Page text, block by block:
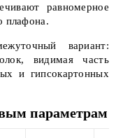
равномерное
плафона.
вариант:
видимая часть
и гипсокартонных
параметрам